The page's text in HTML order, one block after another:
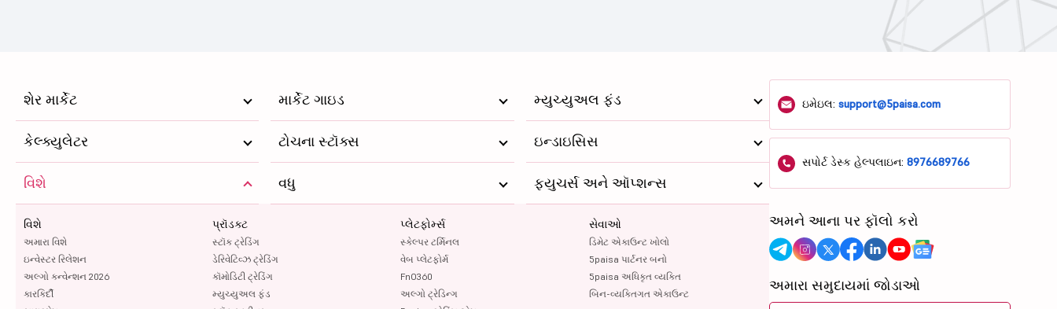
શેર માર્કેટ માર્કેટ ગાઇડ મ્યુચ્યુઅલ ફંડ
કેલ્ક્યુલેટર ટોચના સ્ટૉક્સ ઇન્ડાઇસિસ
વિશે
વિશે
અમારા વિશે
ઇન્વેસ્ટર રિલેશન
અલ્ગો કન્વેન્શન 2026
કારકિર્દી
પ્રૉડક્ટ
સ્ટૉક ટ્રેડિંગ
ડેરિવેટિવ્ઝ ટ્રેડિંગ
કૉમોડિટી ટ્રેડિંગ
મ્યુચ્યુઅલ ફંડ
પ્લેટફોર્મ્સ
સ્કેલ્પર ટર્મિનલ
વેબ પ્લેટફોર્મ
FnO360
અલ્ગો ટ્રેડિન્ગ
સેવાઓ
ડિમેટ એકાઉન્ટ ખોલો
5paisa પાર્ટનર બનો
5paisa અધિકૃત વ્યક્તિ
બિન-વ્યક્તિગત એકાઉન્ટ
વધુ ફ્યુચર્સ અને ઑપ્શન્સ
ઇમેઇલ:support@5paisa.com
સપોર્ટ ડેસ્ક હેલ્પલાઇન:8976689766
અમને આના પર ફૉલો કરો
અમારા સમુદાયમાં જોડાઓ